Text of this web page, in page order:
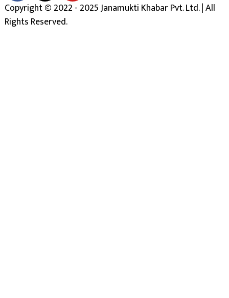
Copyright © 2022 - 2025 Janamukti Khabar Pvt. Ltd. | All
Rights Reserved.